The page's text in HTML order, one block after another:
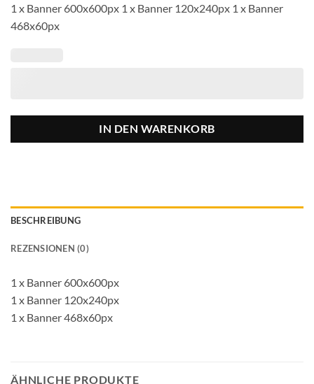
1 x Banner 600x600px 1 x Banner 120x240px 1 x Banner
468x60px
IN DEN WARENKORB
BESCHREIBUNG
REZENSIONEN (0)
1 x Banner 600x600px
1 x Banner 120x240px
1 x Banner 468x60px
ÄHNLICHE PRODUKTE